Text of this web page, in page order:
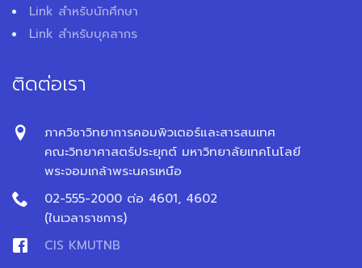
Link สำหรับนักศึกษา
Link สำหรับบุคลากร
ติดต่อเรา
ภาควิชาวิทยาการคอมพิวเตอร์และสารสนเทศ
คณะวิทยาศาสตร์ประยุกต์ มหาวิทยาลัยเทคโนโลยี
พระจอมเกล้าพระนครเหนือ
02-555-2000 ต่อ 4601, 4602
(ในเวลาราชการ)
CIS KMUTNB